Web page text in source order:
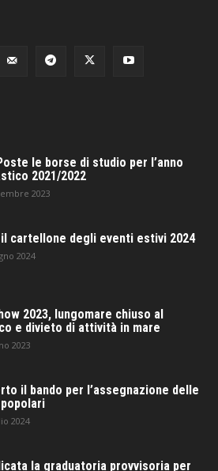
le borse di studio per l’anno
2021/2022
2023
il cartellone degli eventi estivi 2024
2024
2023, lungomare chiuso al
e divieto di attività in mare
2023
il bando per l’assegnazione delle
2024
la graduatoria provvisoria per